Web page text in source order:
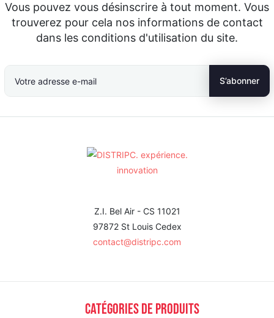
Vous pouvez vous désinscrire à tout moment. Vous
trouverez pour cela nos informations de contact
dans les conditions d'utilisation du site.
Z.I. Bel Air - CS 11021
97872 St Louis Cedex
contact@distripc.com
Catégories de produits